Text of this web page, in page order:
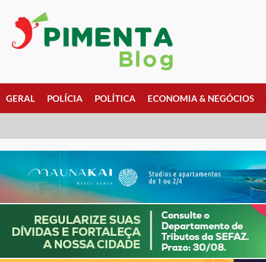
GERAL POLÍCIA POLÍTICA ECONOMIA & NEGÓCIOS